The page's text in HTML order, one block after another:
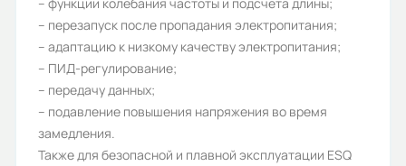
Аналоговые входы:
2
Вес (кг):
21
Гарантия, лет:
– перезапуск после пропадания электропитания;
– адаптацию к низкому качеству электропитания;
– ПИД-регулирование;
– передачу данных;
– подавление повышения напряжения во время
замедления.
Также для безопасной и плавной эксплуатации ESQ